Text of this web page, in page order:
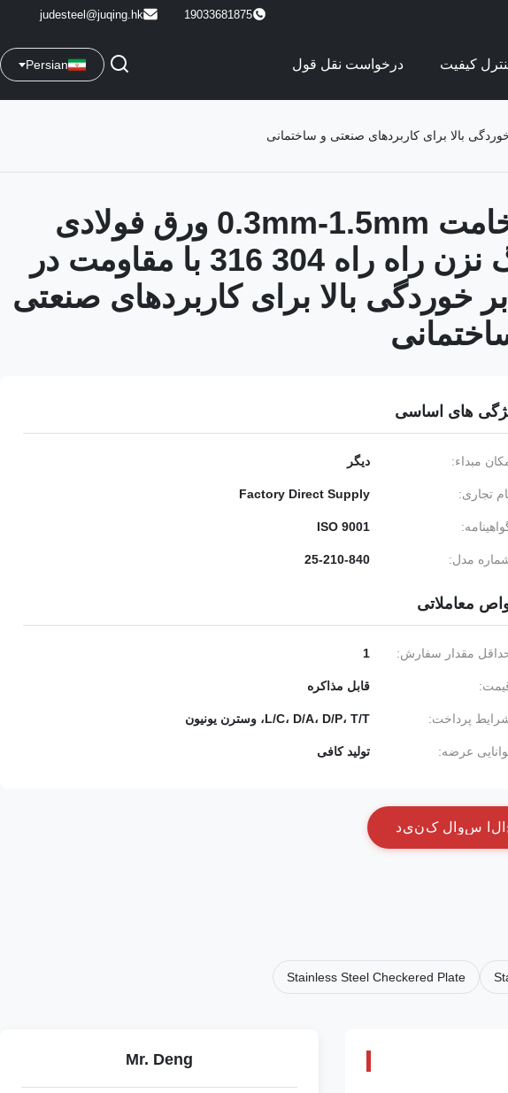
19033681875
judesteel@juqing.hk
کیفیت درخواست نقل قول Persian
ضخامت 0.3mm-1.5mm ورق فولادی
زنگ نزن راه راه 304 316 با مقاومت در
خوردگی بالا برای کاربردهای صنعتی
های اساسی
مبداء: دیگر
تجاری: Factory Direct Supply
ISO 9001
مدل: 25-210-840
معاملاتی
مقدار سفارش: 1
قابل مذاکره
پرداخت: L/C، D/A، D/P، T/T، وسترن یونیون
عرضه: تولید کافی
ل سو ل کنيد
Stainless Steel Checkered Plate
Mr. Deng